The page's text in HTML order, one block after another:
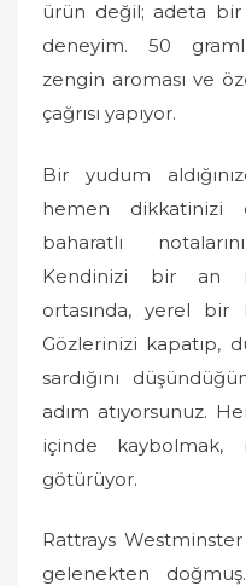
ürün değil; adeta
deneyim. 50
zengin aroması ve
çağrısı yapıyor.
Bir yudum
hemen dikkatinizi
baharatlı
Kendinizi bir an
ortasında, yerel bir
Gözlerinizi kapatıp,
sardığını
adım atıyorsunuz.
içinde kaybolmak,
götürüyor.
Rattrays
gelenekten